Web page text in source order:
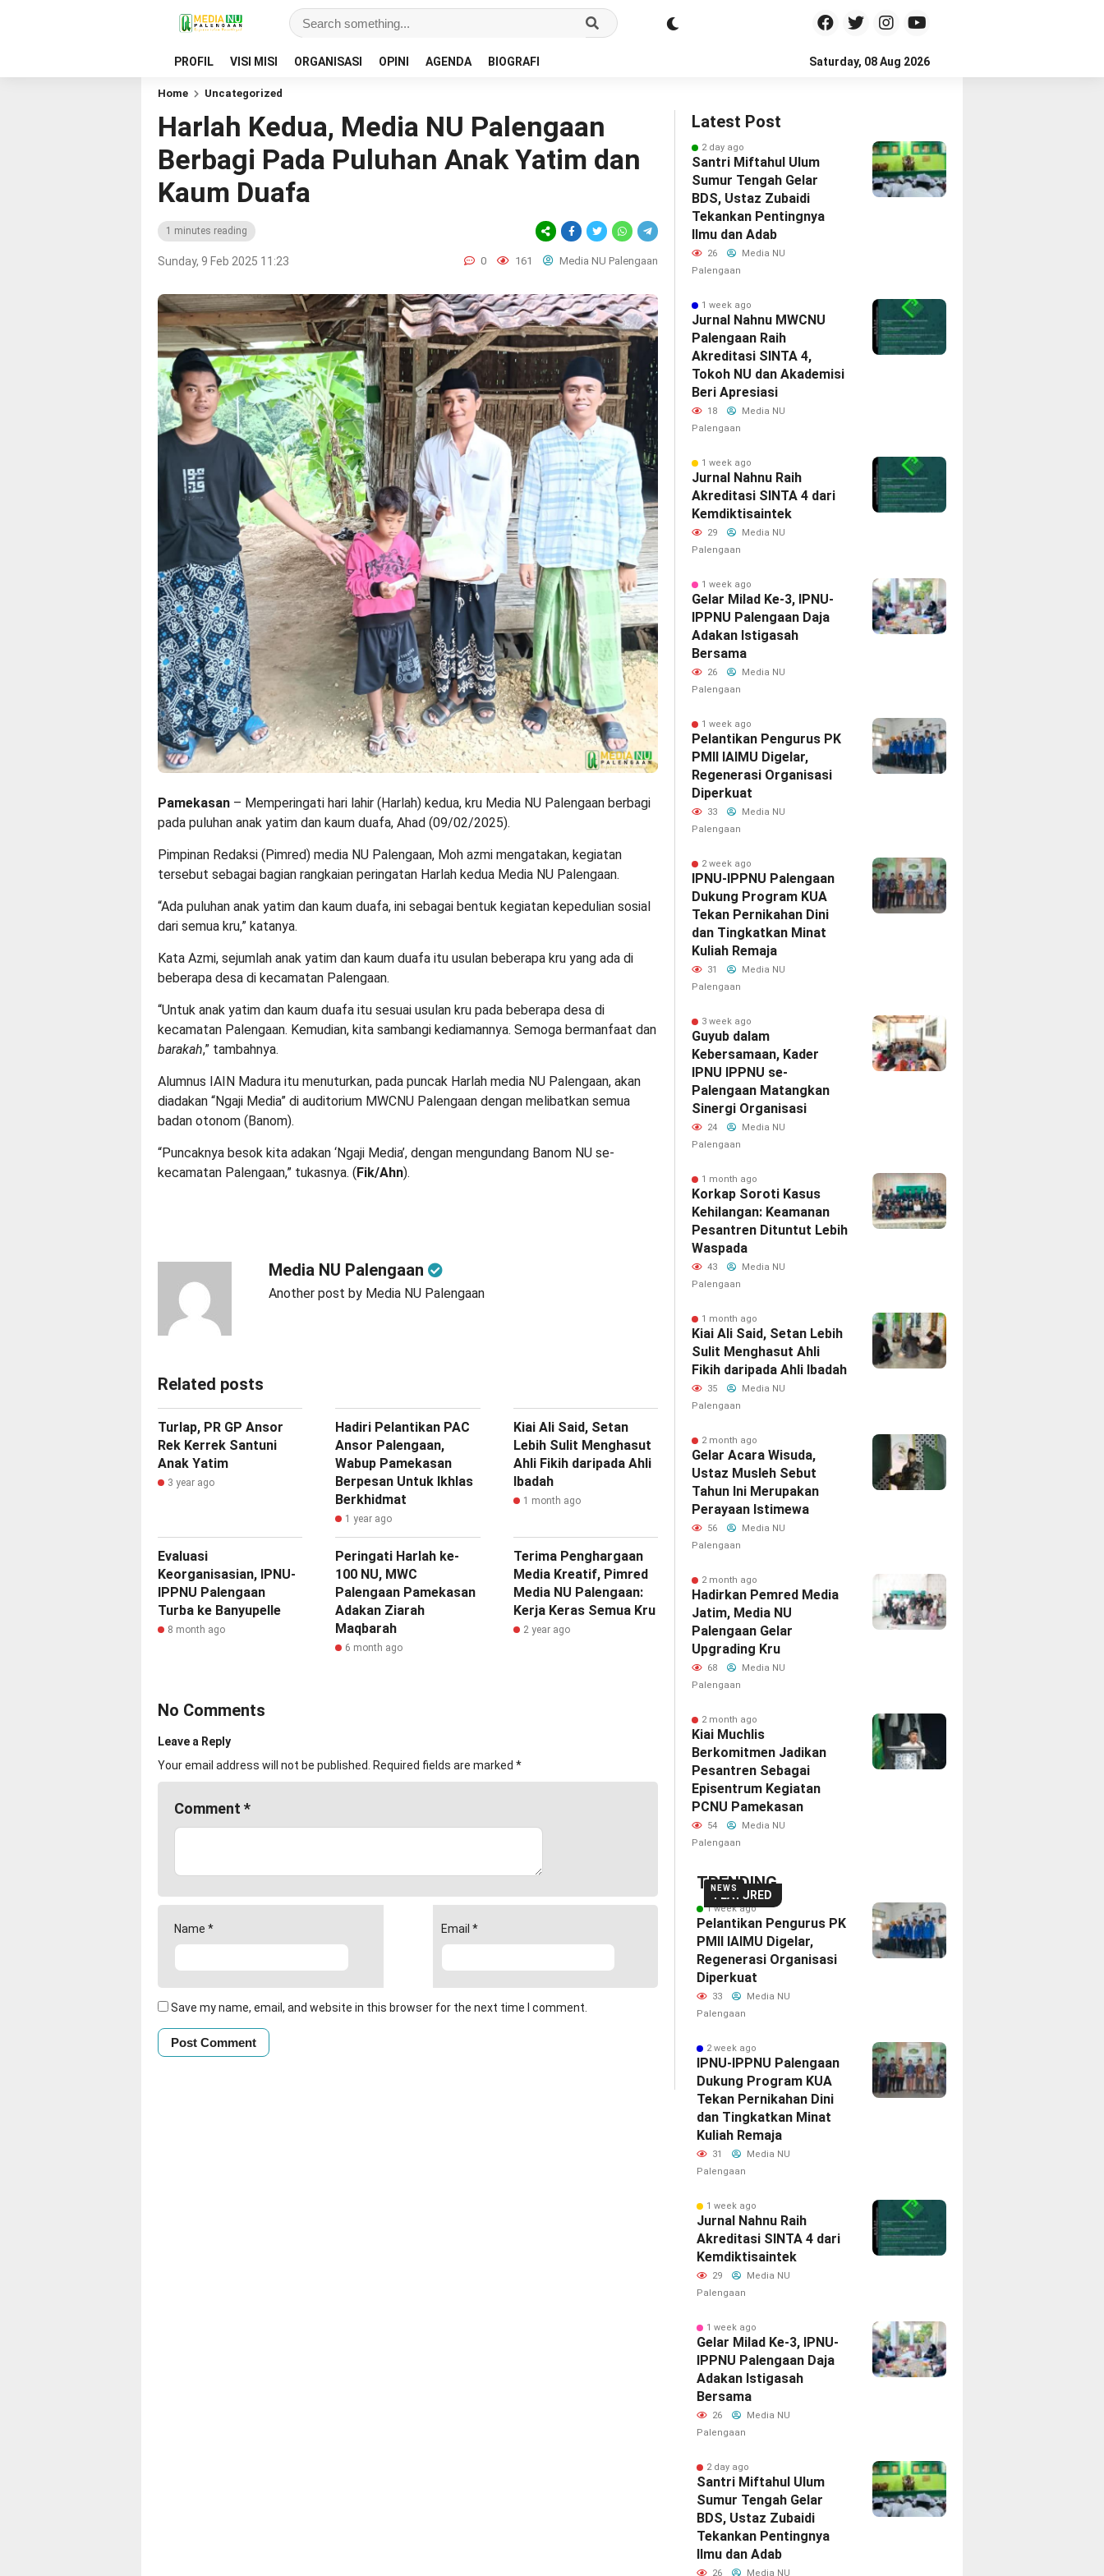
PROFIL VISI MISI ORGANISASI OPINI AGENDA BIOGRAFI Saturday, 08 Aug 2026
Home Uncategorized
Harlah Kedua, Media NU Palengaan
Berbagi Pada Puluhan Anak Yatim dan
Kaum Duafa
1 minutes reading
Sunday, 9 Feb 2025 11:23 0 161 Media NU Palengaan
Pamekasan – Memperingati hari lahir (Harlah) kedua, kru Media NU Palengaan berbagi
pada puluhan anak yatim dan kaum duafa, Ahad (09/02/2025).
Pimpinan Redaksi (Pimred) media NU Palengaan, Moh azmi mengatakan, kegiatan
tersebut sebagai bagian rangkaian peringatan Harlah kedua Media NU Palengaan.
“Ada puluhan anak yatim dan kaum duafa, ini sebagai bentuk kegiatan kepedulian sosial
dari semua kru,” katanya.
Kata Azmi, sejumlah anak yatim dan kaum duafa itu usulan beberapa kru yang ada di
beberapa desa di kecamatan Palengaan.
“Untuk anak yatim dan kaum duafa itu sesuai usulan kru pada beberapa desa di
kecamatan Palengaan. Kemudian, kita sambangi kediamannya. Semoga bermanfaat dan
barakah,” tambahnya.
Alumnus IAIN Madura itu menuturkan, pada puncak Harlah media NU Palengaan, akan
diadakan “Ngaji Media” di auditorium MWCNU Palengaan dengan melibatkan semua
badan otonom (Banom).
“Puncaknya besok kita adakan ‘Ngaji Media’, dengan mengundang Banom NU se-
kecamatan Palengaan,” tukasnya. (Fik/Ahn).
Media NU Palengaan
Another post by Media NU Palengaan
Related posts
Turlap, PR GP Ansor
Rek Kerrek Santuni
Anak Yatim
3 year ago
Hadiri Pelantikan PAC
Ansor Palengaan,
Wabup Pamekasan
Berpesan Untuk Ikhlas
Berkhidmat
1 year ago
Kiai Ali Said, Setan
Lebih Sulit Menghasut
Ahli Fikih daripada Ahli
Ibadah
1 month ago
‎Evaluasi
Keorganisasian, IPNU-
IPPNU Palengaan
Turba ke Banyupelle
8 month ago
Peringati Harlah ke-
100 NU, MWC
Palengaan Pamekasan
Adakan Ziarah
Maqbarah
6 month ago
Terima Penghargaan
Media Kreatif, Pimred
Media NU Palengaan:
Kerja Keras Semua Kru
2 year ago
No Comments
Leave a Reply
Your email address will not be published.
Required fields are marked *
Comment *
Name * Email *
Save my name, email, and website in this browser for the next time I comment.
Latest Post
2 day ago
Santri Miftahul Ulum
Sumur Tengah Gelar
BDS, Ustaz Zubaidi
Tekankan Pentingnya
Ilmu dan Adab
26
Media NU
Palengaan
1 week ago
Jurnal Nahnu MWCNU
Palengaan Raih
Akreditasi SINTA 4,
Tokoh NU dan Akademisi
Beri Apresiasi
18
Media NU
Palengaan
1 week ago
Jurnal Nahnu Raih
Akreditasi SINTA 4 dari
Kemdiktisaintek
29
Media NU
Palengaan
1 week ago
‎Gelar Milad Ke-3, IPNU-
IPPNU Palengaan Daja
Adakan Istigasah
Bersama
26
Media NU
Palengaan
1 week ago
Pelantikan Pengurus PK
PMII IAIMU Digelar,
Regenerasi Organisasi
Diperkuat
33
Media NU
Palengaan
2 week ago
IPNU-IPPNU Palengaan
Dukung Program KUA
Tekan Pernikahan Dini
dan Tingkatkan Minat
Kuliah Remaja
31
Media NU
Palengaan
3 week ago
Guyub dalam
Kebersamaan, Kader
IPNU IPPNU se-
Palengaan Matangkan
Sinergi Organisasi
24
Media NU
Palengaan
1 month ago
Korkap Soroti Kasus
Kehilangan: Keamanan
Pesantren Dituntut Lebih
Waspada‎
43
Media NU
Palengaan
1 month ago
Kiai Ali Said, Setan Lebih
Sulit Menghasut Ahli
Fikih daripada Ahli Ibadah
35
Media NU
Palengaan
2 month ago
Gelar Acara Wisuda,
Ustaz Musleh Sebut
Tahun Ini Merupakan
Perayaan Istimewa
56
Media NU
Palengaan
2 month ago
Hadirkan Pemred Media
Jatim, Media NU
Palengaan Gelar
Upgrading Kru
68
Media NU
Palengaan
2 month ago
Kiai Muchlis
Berkomitmen Jadikan
Pesantren Sebagai
Episentrum Kegiatan
PCNU Pamekasan
54
Media NU
Palengaan
FEATURED
NEWS
TRENDING
1 week ago
Pelantikan Pengurus PK
PMII IAIMU Digelar,
Regenerasi Organisasi
Diperkuat
33
Media NU
Palengaan
2 week ago
IPNU-IPPNU Palengaan
Dukung Program KUA
Tekan Pernikahan Dini
dan Tingkatkan Minat
Kuliah Remaja
31
Media NU
Palengaan
1 week ago
Jurnal Nahnu Raih
Akreditasi SINTA 4 dari
Kemdiktisaintek
29
Media NU
Palengaan
1 week ago
‎Gelar Milad Ke-3, IPNU-
IPPNU Palengaan Daja
Adakan Istigasah
Bersama
26
Media NU
Palengaan
2 day ago
Santri Miftahul Ulum
Sumur Tengah Gelar
BDS, Ustaz Zubaidi
Tekankan Pentingnya
Ilmu dan Adab
26 Media NU